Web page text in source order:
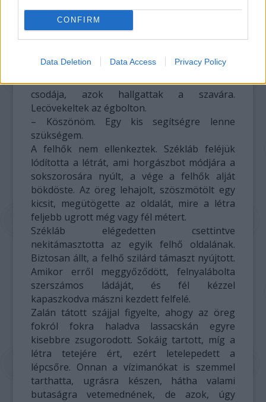
CONFIRM
Data Deletion Data Access Privacy Policy
lustán, ám az egyikük feltűnően kisebb és
csúnyább volt a többinél. – Mintha beteg
volna – gondolta Zalán, bármilyen
– Kérlek benneteket, álljatok meg egy kicsit! –
kiáltott a felhők felé Székláb. És csodák
csodája, azok hallgattak a szavára.
Lecövekeltek az égbolton.
– Köszönöm. Egy kis segítségre lenne
szükségem.
A felhők nem ellenkeztek. Székláb feléjük
lódította a létrát, ami horgászbot módjára a
sokszorosára nyúlt, a vége a felhők alját
bökdöste. Az öreg lehajolt, szöszmötölt egy
kicsit, megütögette az oldalát, mire a létra
feljebb ugrott még vagy fél métert.
Székláb elégedetten csettintve
nekitámasztotta az egyik felhő oldalának.
Biztosan állt, a felhő szilárd támaszt nyújtott.
Amikor erről meggyőződött, felnyalábolta
szerszámos ládáját, és fél kézzel
kapaszkodva mászni kezdett felfelé.
Zalán tátott szájjal figyelte, ahogy az öreg
fokról fokra haladva lassacskán egyre
kisebbre zsugorodott. Sokáig tartott, míg a
létra tetejére ért, ezért letelepedett a
lépcsőre. Onnan a vízimanókat is szemmel
tarthatta, ugrásra készen, hátha valami
butaságra vetemednének, de azok, úgy